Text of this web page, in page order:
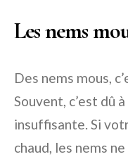
Les nems
Des nems mous,
Souvent, c’est dû
insuffisante. Si
chaud, les nems